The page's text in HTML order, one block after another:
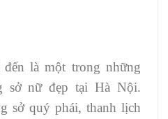
là một trong những
sở nữ đẹp tại Hà Nội.
sở quý phái, thanh lịch